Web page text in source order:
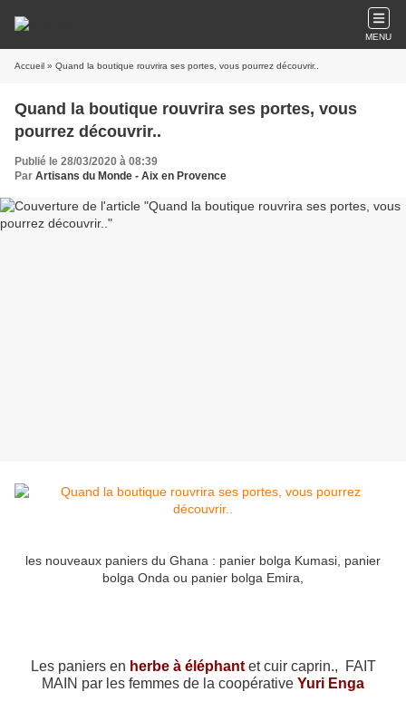
MENU
Accueil » Quand la boutique rouvrira ses portes, vous pourrez découvrir..
Quand la boutique rouvrira ses portes, vous
pourrez découvrir..
Publié le 28/03/2020 à 08:39
Par Artisans du Monde - Aix en Provence
les nouveaux paniers du Ghana : panier bolga Kumasi, panier
bolga Onda ou panier bolga Emira,
Les paniers en herbe à éléphantet cuir caprin., FAIT
MAIN par les femmes de la coopérative Yuri Enga